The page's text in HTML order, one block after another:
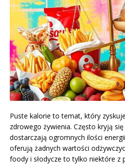
Puste kalorie to temat, który
zdrowego żywienia. Często kryją
dostarczają ogromnych ilości
oferują żadnych wartości
foody i słodycze to tylko niektóre z